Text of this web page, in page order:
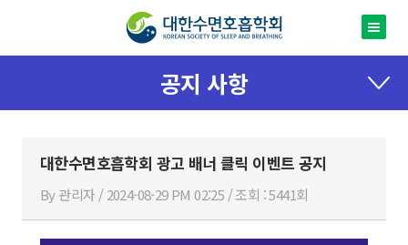
공지 사항
대한수면호흡학회 광고 배너 클릭 이벤트 공지
By 관리자 / 2024-08-29 PM 02:25 / 조회 : 5441회